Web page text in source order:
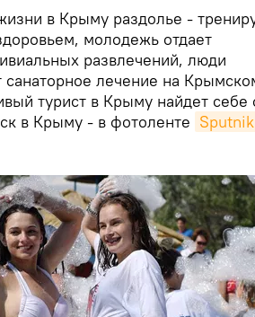
в Крыму раздолье -
молодежь отдает
развлечений, люди
лечение на
турист в Крыму найдет себе
в Крыму - в фотоленте Sputnik